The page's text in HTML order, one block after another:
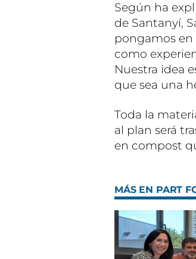
Según ha
de Santanyí,
pongamos
como
Nuestra idea
que sea una
Toda la
al plan será
en compost
MÁS EN PART